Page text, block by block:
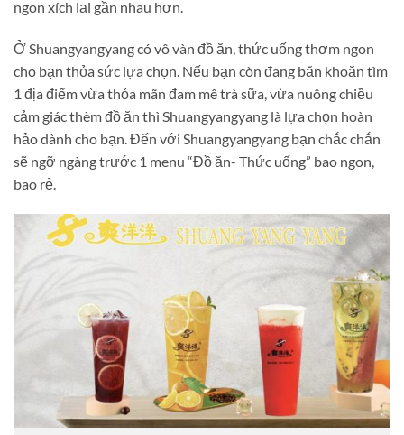
ngon xích lại gần nhau hơn.
Ở Shuangyangyang có vô vàn đồ ăn, thức uống thơm ngon
cho bạn thỏa sức lựa chọn. Nếu bạn còn đang băn khoăn tìm
1 địa điểm vừa thỏa mãn đam mê trà sữa, vừa nuông chiều
cảm giác thèm đồ ăn thì Shuangyangyang là lựa chọn hoàn
hảo dành cho bạn. Đến với Shuangyangyang bạn chắc chắn
sẽ ngỡ ngàng trước 1 menu “Đồ ăn- Thức uống” bao ngon,
bao rẻ.